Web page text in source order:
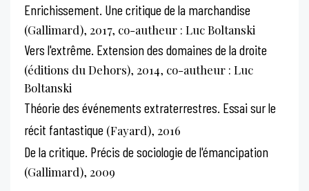
Enrichissement. Une critique de la marchandise
(Gallimard), 2017, co-autheur : Luc Boltanski
Vers l'extrême. Extension des domaines de la droite
(éditions du Dehors), 2014, co-autheur : Luc
Boltanski
Théorie des événements extraterrestres. Essai sur le
récit fantastique (Fayard), 2016
De la critique. Précis de sociologie de l'émancipation
(Gallimard), 2009